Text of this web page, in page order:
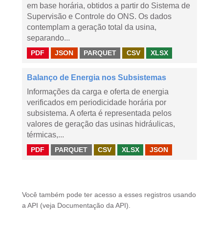
em base horária, obtidos a partir do Sistema de
Supervisão e Controle do ONS. Os dados
contemplam a geração total da usina,
separando...
PDF JSON PARQUET CSV XLSX
Balanço de Energia nos Subsistemas
Informações da carga e oferta de energia
verificados em periodicidade horária por
subsistema. A oferta é representada pelos
valores de geração das usinas hidráulicas,
térmicas,...
PDF PARQUET CSV XLSX JSON
Você também pode ter acesso a esses registros usando
a API (veja Documentação da API ).